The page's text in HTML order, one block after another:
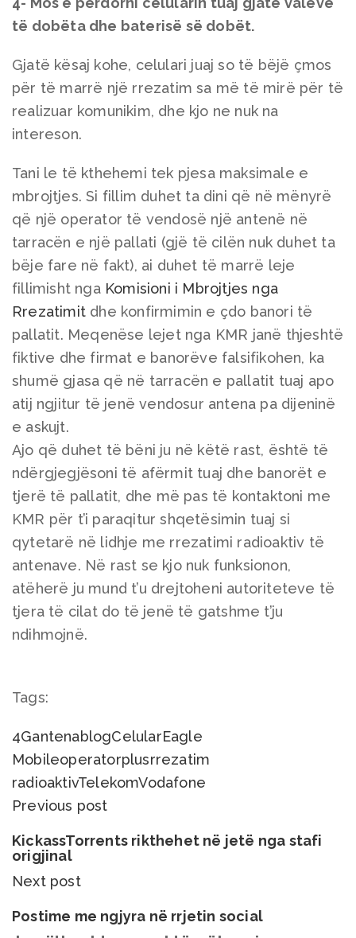
të dobëta dhe baterisë së dobët.
Gjatë kësaj kohe, celulari juaj so të bëjë çmos
për të marrë një rrezatim sa më të mirë për të
realizuar komunikim, dhe kjo ne nuk na
intereson.
Tani le të kthehemi tek pjesa maksimale e
mbrojtjes. Si fillim duhet ta dini që në mënyrë
që një operator të vendosë një antenë në
tarracën e një pallati (gjë të cilën nuk duhet ta
bëje fare në fakt), ai duhet të marrë leje
fillimisht nga Komisioni i Mbrojtjes nga
Rrezatimit dhe konfirmimin e çdo banori të
pallatit. Meqenëse lejet nga KMR janë thjeshtë
fiktive dhe firmat e banorëve falsifikohen, ka
shumë gjasa që në tarracën e pallatit tuaj apo
atij ngjitur të jenë vendosur antena pa dijeninë
e askujt.
Ajo që duhet të bëni ju në këtë rast, është të
ndërgjegjësoni të afërmit tuaj dhe banorët e
tjerë të pallatit, dhe më pas të kontaktoni me
KMR për t’i paraqitur shqetësimin tuaj si
qytetarë në lidhje me rrezatimi radioaktiv të
antenave. Në rast se kjo nuk funksionon,
atëherë ju mund t’u drejtoheni autoriteteve të
tjera të cilat do të jenë të gatshme t’ju
ndihmojnë.
Tags:
4GantenablogCelularEagle
Mobileoperatorplusrrezatim
radioaktivTelekomVodafone
Previous post
KickassTorrents rikthehet në jetë nga stafi
origjinal
Next post
Postime me ngjyra në rrjetin social